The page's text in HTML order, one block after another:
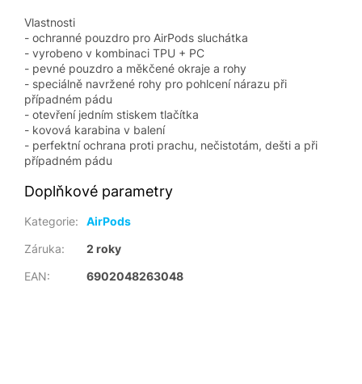
Vlastnosti
- ochranné pouzdro pro AirPods sluchátka
- vyrobeno v kombinaci TPU + PC
- pevné pouzdro a měkčené okraje a rohy
- speciálně navržené rohy pro pohlcení nárazu při
případném pádu
- otevření jedním stiskem tlačítka
- kovová karabina v balení
- perfektní ochrana proti prachu, nečistotám, dešti a při
případném pádu
Doplňkové parametry
Kategorie:
AirPods
Záruka:
2 roky
EAN: 6902048263048